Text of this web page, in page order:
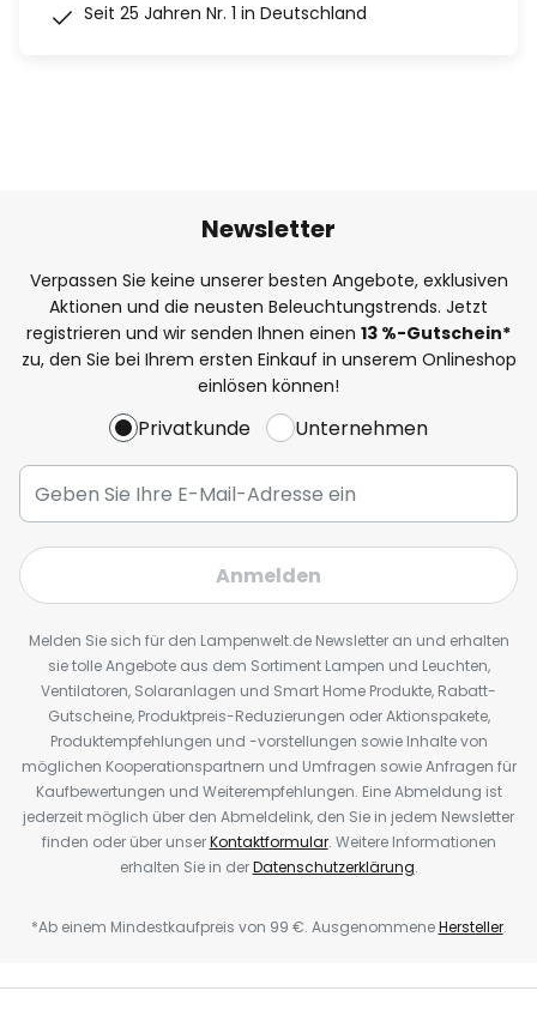
Seit 25 Jahren Nr. 1 in Deutschland
Newsletter
Verpassen Sie keine unserer besten Angebote, exklusiven
Aktionen und die neusten Beleuchtungstrends. Jetzt
registrieren und wir senden Ihnen einen 13 %-Gutschein*
zu, den Sie bei Ihrem ersten Einkauf in unserem Onlineshop
einlösen können!
Privatkunde Unternehmen
Anmelden
Melden Sie sich für den Lampenwelt.de Newsletter an und erhalten
sie tolle Angebote aus dem Sortiment Lampen und Leuchten,
Ventilatoren, Solaranlagen und Smart Home Produkte, Rabatt-
Gutscheine, Produktpreis-Reduzierungen oder Aktionspakete,
Produktempfehlungen und -vorstellungen sowie Inhalte von
möglichen Kooperationspartnern und Umfragen sowie Anfragen für
Kaufbewertungen und Weiterempfehlungen. Eine Abmeldung ist
jederzeit möglich über den Abmeldelink, den Sie in jedem Newsletter
finden oder über unserKontaktformular. Weitere Informationen
erhalten Sie in derDatenschutzerklärung.
*Ab einem Mindestkaufpreis von 99 €. AusgenommeneHersteller.